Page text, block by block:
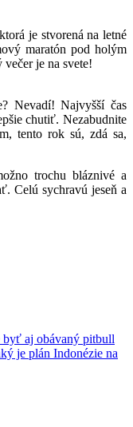
je stvorená na letné
maratón pod holým
je na svete!
Nevadí! Najvyšší čas
chutiť. Nezabudnite
tento rok sú, zdá sa,
trochu bláznivé a
Celú sychravú jeseň a
aj obávaný pitbull
je plán Indonézie na